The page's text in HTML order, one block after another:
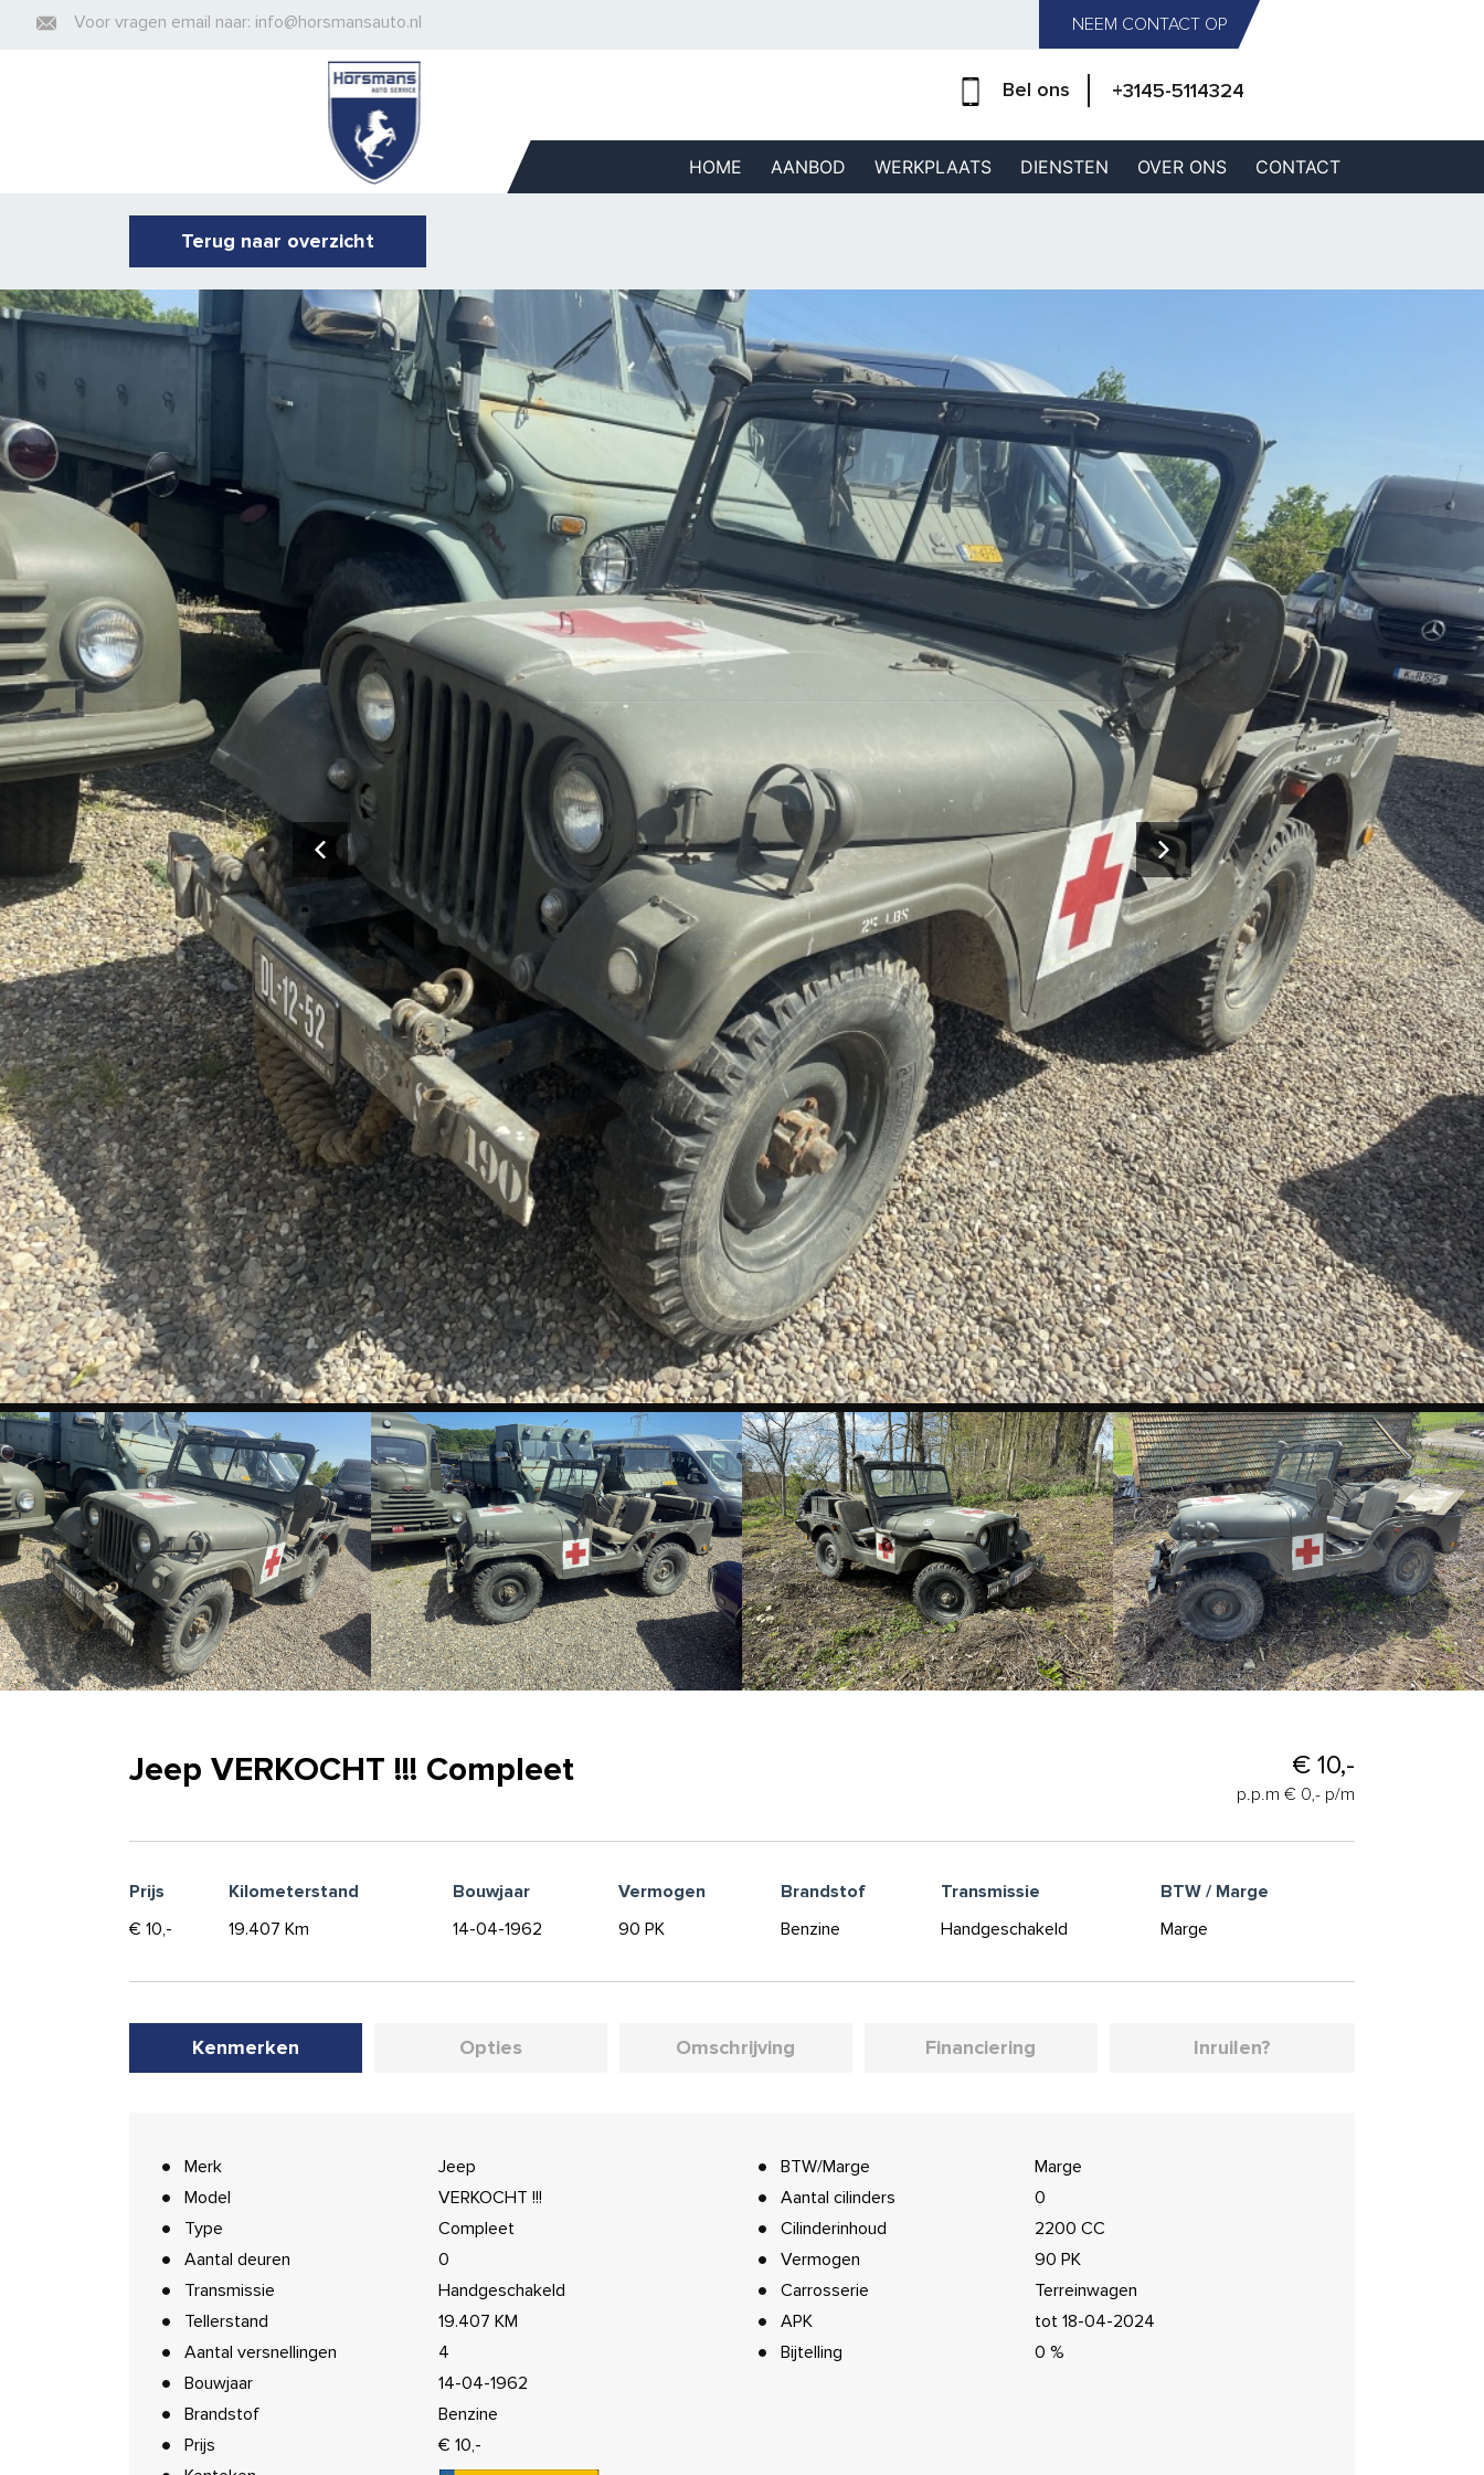
Voor vragen email naar: info@horsmansauto.nl NEEM CONTACT OP
Bel ons +3145-5114324
HOME AANBOD WERKPLAATS DIENSTEN OVER ONS CONTACT
Terug naar overzicht
Jeep VERKOCHT !!! Compleet € 10,-
p.p.m € 0,- p/m
Prijs Kilometerstand Bouwjaar Vermogen Brandstof Transmissie
BTW / Marge
€ 10,-
19.407 Km 14-04-1962 90 PK Benzine Handgeschakeld Marge
Kenmerken Opties Omschrijving Financiering Inruilen?
Merk
Jeep
Model
VERKOCHT !!!
Type
Compleet
Aantal deuren
0
Transmissie
Handgeschakeld
Tellerstand
19.407 KM
Aantal versnellingen
4
Bouwjaar
14-04-1962
Brandstof
Benzine
Prijs
€ 10,-
BTW/Marge
Marge
Aantal cilinders
0
Cilinderinhoud
2200 CC
Vermogen
90 PK
Carrosserie
Terreinwagen
APK
tot 18-04-2024
Bijtelling
0 %